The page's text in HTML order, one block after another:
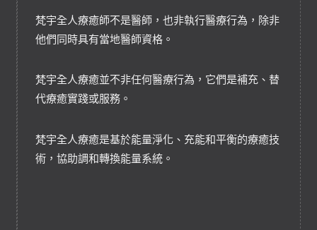
梵宇全人療癒師不是醫師，也非執行醫療行為，除非
他們同時具有當地醫師資格。
梵宇全人療癒並不非任何醫療行為，它們是補充、替
代療癒實踐或服務。
梵宇全人療癒是基於能量淨化、充能和平衡的療癒技
術，協助調和轉換能量系統。